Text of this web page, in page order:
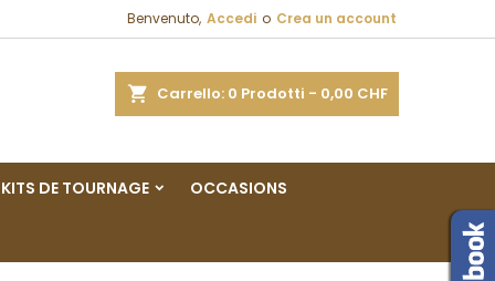
Benvenuto, Accedi o Crea un account
Carrello 0 Prodotti - 0,00 CHF
KITS DE TOURNAGE OCCASIONS